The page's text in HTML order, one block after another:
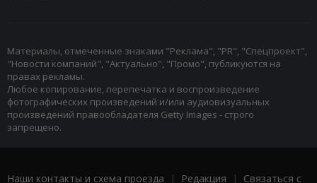
Материалы, отмеченные знаками "Реклама", "PR", "Спецпроект",
"Новости компаний", "Актуально", "Промо", публикуются на
правах рекламы.
Любое копирование, перепечатка и воспроизведение
фотографических произведений и/или аудиовизуальных
произведений правообладателя Getty Images - строго
запрещено.
Наши контакты и схема проезда | Редакция | Связаться с